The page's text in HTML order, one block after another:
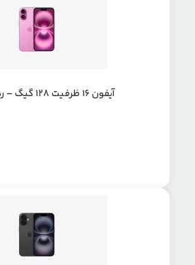
آیفون 16 ظرفیت 128 گیگ – رنگ صورتی